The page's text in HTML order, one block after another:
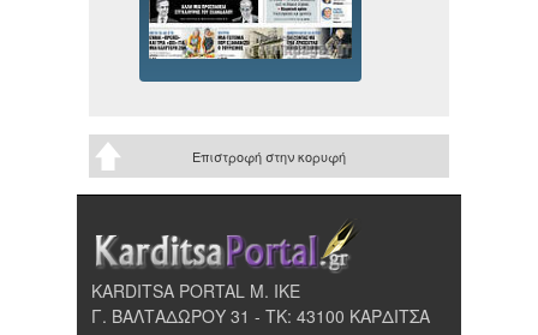
Επιστροφή στην κορυφή
KARDITSA PORTAL Μ. ΙΚΕ
Γ. ΒΑΛΤΑΔΩΡΟΥ 31 - ΤΚ: 43100 ΚΑΡΔΙΤΣΑ